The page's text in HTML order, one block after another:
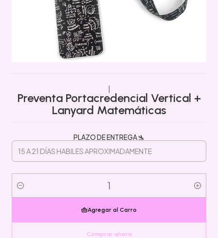
Preventa Portacredencial Vertical +
Lanyard Matemáticas
PLAZO DE ENTREGA 🛬
Cantidad
Agregar al Carro
Comprar ahora